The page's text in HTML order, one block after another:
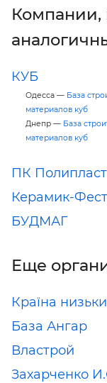
Компании,
КУБ
Одесса — База
материалов куб
Днепр — База
материалов куб
ПК Полипласт
Керамик-Фест
БУДМАГ
Еще
Країна
База Ангар
Властрой
Захарченко